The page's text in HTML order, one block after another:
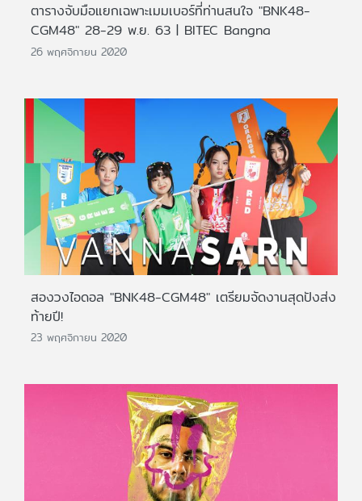
ตารางจับมือแยกเฉพาะเมมเบอร์ที่ท่านสนใจ "BNK48-
CGM48" 28-29 พ.ย. 63 | BITEC Bangna
26 พฤศจิกายน 2020
สองวงไอดอล "BNK48-CGM48" เตรียมจัดงานสุดปังส่ง
ท้ายปี!
23 พฤศจิกายน 2020